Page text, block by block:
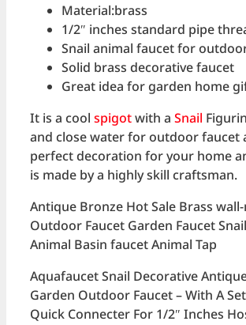
Material:brass
1/2″ inches standard pipe
Snail animal faucet for
Solid brass decorative faucet
Great idea for garden home
It is a cool spigotwith a Snail
and close water for outdoor faucet
perfect decoration for your home
is made by a highly skill craftsman.
Antique Bronze Hot Sale Brass
Outdoor Faucet Garden Faucet
Animal Basin faucet Animal Tap
Aquafaucet Snail Decorative
Garden Outdoor Faucet – With A
Quick Connecter For 1/2″ Inches